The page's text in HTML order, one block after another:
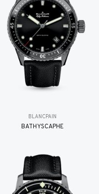
BLANCPAIN
BATHYSCAPHE